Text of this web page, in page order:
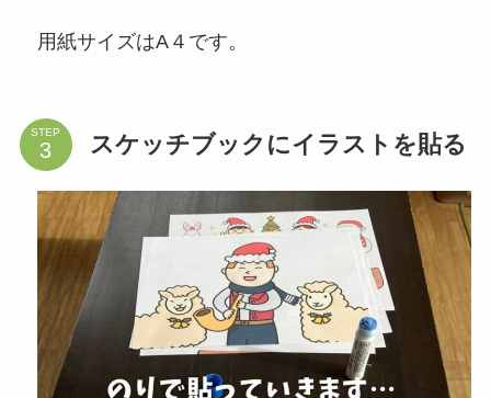
用紙サイズはA４です。
STEP スケッチブックにイラストを貼る